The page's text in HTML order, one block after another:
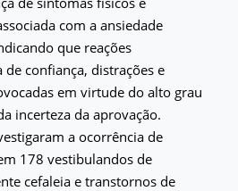
com a ansiedade
que reações
confiança, distrações e
em virtude do alto grau
incerteza da aprovação.
a ocorrência de
178 vestibulandos de
cefaleia e transtornos de